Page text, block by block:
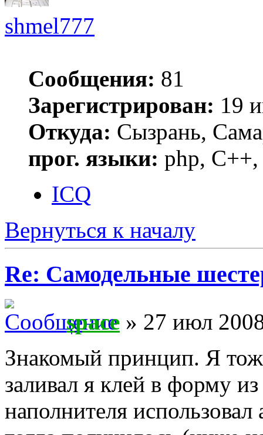
shmel777
Сообщения: 81
Зарегистрирован: 19
Откуда: Сызрань,
прог. языки: php,
ICQ
Вернуться к началу
Re: Самодельные
space » 27 июл
Знакомый принцип. Я
заливал я клей в форму
наполнителя